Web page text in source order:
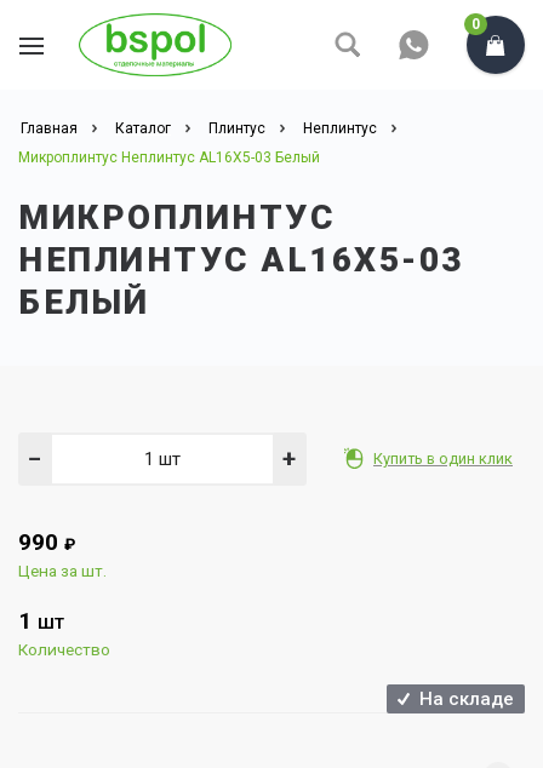
0
Главная Каталог Плинтус
Неплинтус
Микроплинтус Неплинтус AL16X5-03 Белый
МИКРОПЛИНТУС
НЕПЛИНТУС AL16X5-03
БЕЛЫЙ
Купить в один клик
− +
990 ₽
Цена за шт.
1 ШТ
Количество
На складе